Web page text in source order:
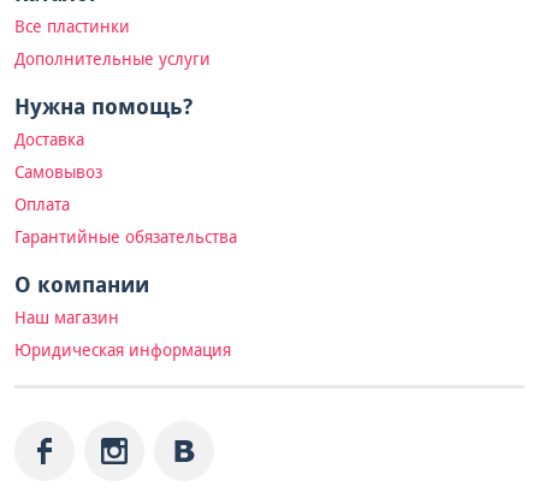
Все пластинки
Дополнительные услуги
Нужна помощь?
Доставка
Самовывоз
Оплата
Гарантийные обязательства
О компании
Наш магазин
Юридическая информация